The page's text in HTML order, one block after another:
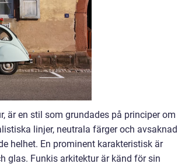
är en stil som grundades på principer om
linjer, neutrala färger och avsaknad
helhet. En prominent karakteristisk är
glas. Funkis arkitektur är känd för sin